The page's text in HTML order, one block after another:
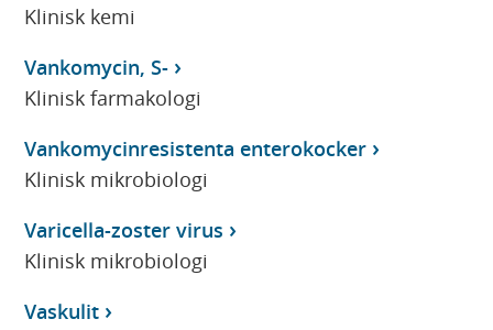
Klinisk kemi
Vankomycin, S-
Klinisk farmakologi
Vankomycinresistenta enterokocker
Klinisk mikrobiologi
Varicella-zoster virus
Klinisk mikrobiologi
Vaskulit